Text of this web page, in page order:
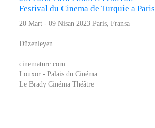
Festival du Cinema de Turquie a Paris
20 Mart - 09 Nisan 2023 Paris, Fransa
Düzenleyen
cinematurc.com
Louxor - Palais du Cinéma
Le Brady Cinéma Théâtre